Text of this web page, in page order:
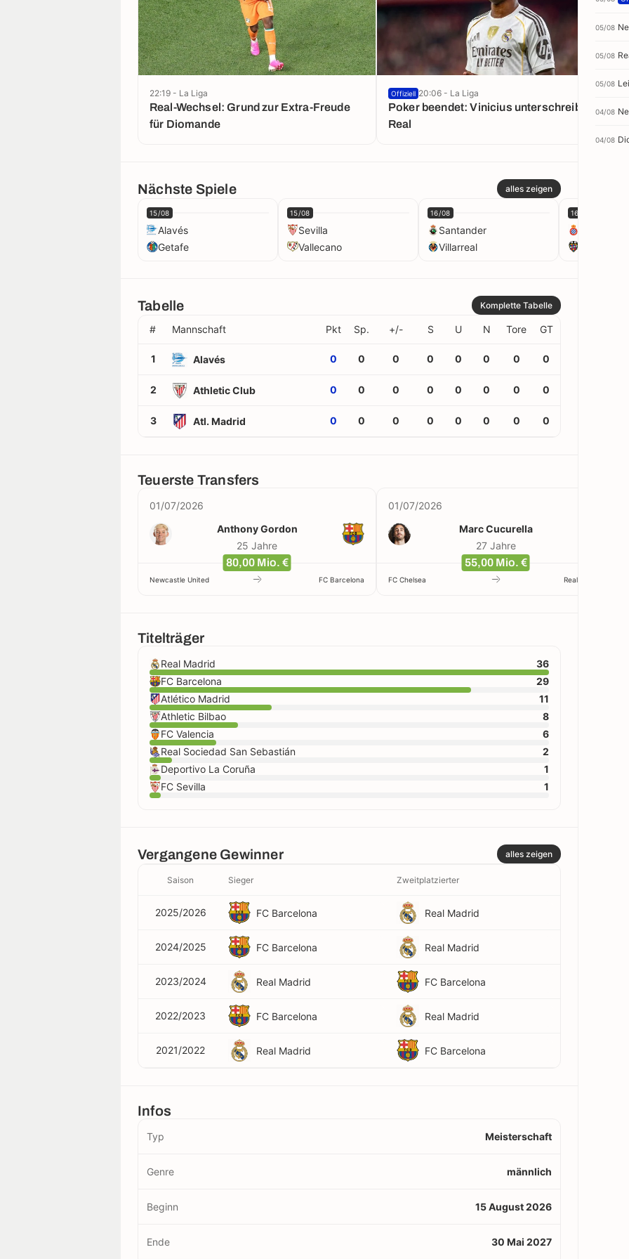
Stadion
Real-Wechsel: Grund zur Extra-Freude
für Diomande
22:19 - La Liga
Poker beendet: Vinicius unterschreibt bei
Real
Offiziell 20:06 - La Liga
Nächste Spiele alles zeigen
15/08
Alavés
Getafe
15/08
Sevilla
Vallecano
16/08
Santander
Villarreal
16/08
Tabelle Komplette Tabelle
# Mannschaft Pkt Sp. +/- S U N Tore GT
1 Alavés 0 0 0 0 0 0 0 0
2 Athletic Club 0 0 0 0 0 0 0 0
3 Atl. Madrid 0 0 0 0 0 0 0 0
Teuerste Transfers
01/07/2026
Anthony Gordon
25 Jahre
80,00 Mio. €
Newcastle United FC Barcelona
01/07/2026
Marc Cucurella
27 Jahre
55,00 Mio. €
FC Chelsea Real Madrid
Titelträger
Real Madrid
36
FC Barcelona
29
Atlético Madrid
11
Athletic Bilbao
8
FC Valencia
6
Real Sociedad San Sebastián
2
Deportivo La Coruña
1
FC Sevilla
1
Vergangene Gewinner alles zeigen
Saison Sieger Zweitplatzierter
2025/2026 FC Barcelona Real Madrid
2024/2025 FC Barcelona Real Madrid
2023/2024 Real Madrid FC Barcelona
2022/2023 FC Barcelona Real Madrid
2021/2022 Real Madrid FC Barcelona
Infos
Typ Meisterschaft
Genre männlich
Beginn 15 August 2026
Ende 30 Mai 2027
05/08
05/08
05/08
04/08
04/08